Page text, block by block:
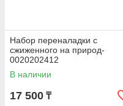
Набор переналадки с
сжиженного на природ-
0020202412
В наличии
17 500 ₸